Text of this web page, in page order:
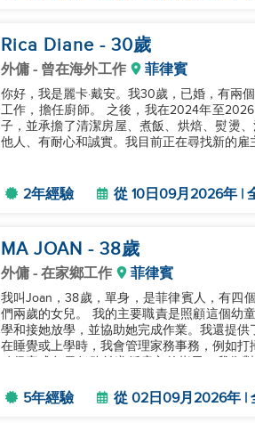
Rica Diane - 30歲
外傭 - 曾在海外工作 菲律賓
你好，我是麗卡·戴安。我30歲，已婚，有兩
工作，擔任廚師。 之後，我在2024年至
子，並承擔了清潔房屋、煮飯、烘焙、熨燙
他人、有耐心和誠實。我目前正在尋找新的雇
2年經驗 從 10日09月2026年 |
MA JOAN - 38歲
外傭 - 在家鄉工作 菲律賓
我叫Joan，38歲，單身，是菲律賓人，有四
們兩歲的女兒。 我的主要職責是照顧這個幼童，準備營養餐，幫助她在用餐時，洗澡，穿衣服，送她上
學和接她放學，並協助她完成作業。我還提
在睡覺或上學時，我會管理家務事務，例如
5年經驗 從 02日09月2026年 |